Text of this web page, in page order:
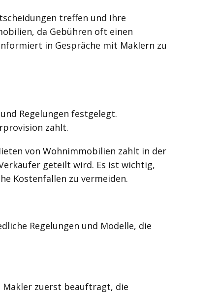
treffen und Ihre
da Gebühren oft einen
in Gespräche mit Maklern zu
Regelungen festgelegt.
zahlt.
von Wohnimmobilien zahlt in der
geteilt wird. Es ist wichtig,
Kostenfallen zu vermeiden.
Regelungen und Modelle, die
Makler zuerst beauftragt, die